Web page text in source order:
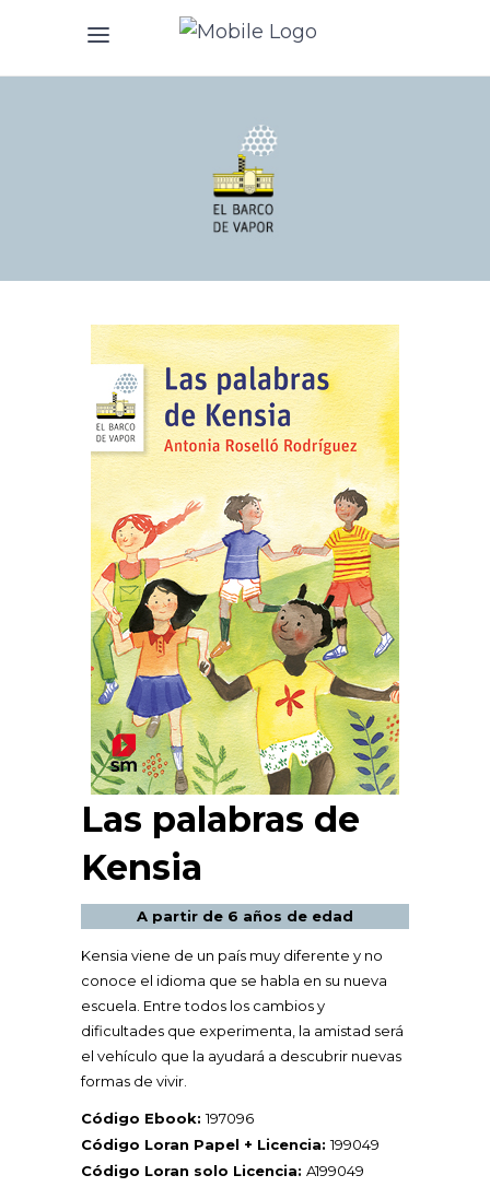
Las palabras de
Kensia
A partir de 6 años de edad
Kensia viene de un país muy diferente y no
conoce el idioma que se habla en su nueva
escuela. Entre todos los cambios y
dificultades que experimenta, la amistad será
el vehículo que la ayudará a descubrir nuevas
formas de vivir.
Código Ebook:197096
Código Loran Papel + Licencia:199049
Código Loran solo Licencia: A199049